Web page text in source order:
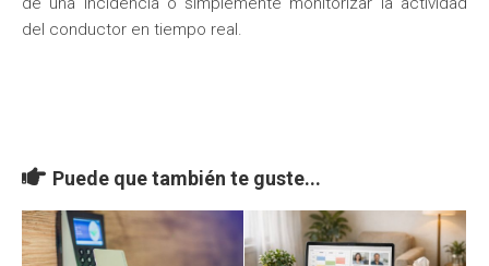
del conductor en tiempo real.
Puede que también te guste...